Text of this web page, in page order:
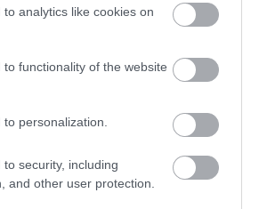
analytics like cookies on
functionality of the website
personalization.
security, including
and other user protection.
300 tonna fogy belföldön.
sertéshúsból évente 18